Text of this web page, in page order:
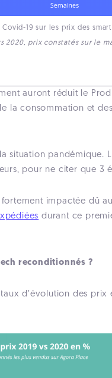
Covid-19 sur les prix des
2020, prix constatés sur le
auront réduit le
consommation et
pandémique.
pour ne citer que 3
impactée dû
durant ce
reconditionnés ?
d’évolution des